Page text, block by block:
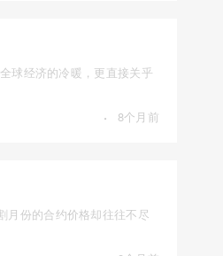
球经济的冷暖，更直接关乎
· 8个月前
月份的合约价格却往往不尽